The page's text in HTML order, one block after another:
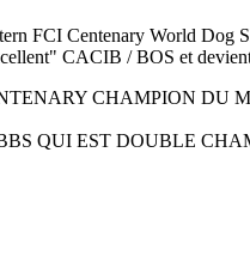
FCI Centenary World Dog
CACIB / BOS et
CHAMPION DU
QUI EST DOUBLE